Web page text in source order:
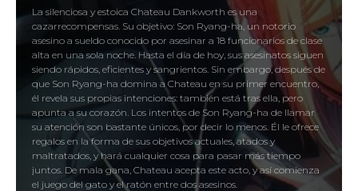
La silenciosa y estoica Chateau Dankworth es una
cazarrecompensas. Su objetivo: Son Ryang-ha, un notorio
asesino a sueldo conocido por asesinar a 18 funcionarios de clase
alta en una sola noche. Hasta el día de hoy, sus asesinatos siguen
siendo rápidos, eficientes y sangrientos. Sin embargo, después de
que Son Ryang-ha domina a Chateau en su primer encuentro,
él revela sus propias intenciones: también está tras ella, pero
apunta a su corazón. Los intentos de Son Ryang-ha de llamar
su atención son bastante únicos, por decir lo menos. Él le ofrece
regalos en la forma de sus objetivos actuales, atados y
maltratados, y hará cualquier cosa para pasar más tiempo
juntos. De mala gana, Chateau acepta este acto, y así comienza
el juego del gato y el ratón entre dos asesinos.